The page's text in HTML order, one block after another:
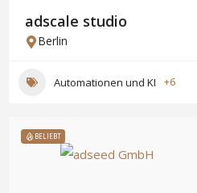
adscale studio
Berlin
Automationen und KI +6
BELIEBT